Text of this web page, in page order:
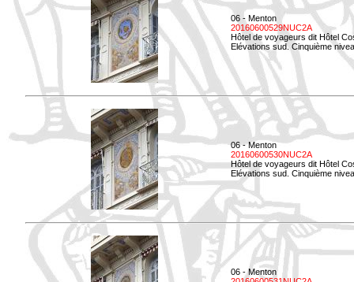
06 - Menton
20160600529NUC2A
Hôtel de voyageurs dit Hôtel
Elévations sud. Cinquième
06 - Menton
20160600530NUC2A
Hôtel de voyageurs dit Hôtel
Elévations sud. Cinquième
06 - Menton